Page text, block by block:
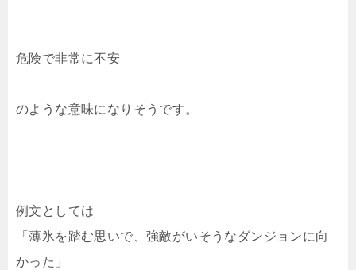
危険で非常に不安
のような意味になりそうです。
例文としては
「薄氷を踏む思いで、強敵がいそうなダンジョンに向
かった」